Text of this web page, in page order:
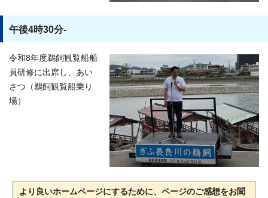
午後4時30分-
令和8年度鵜飼観覧船船
員研修に出席し、あい
さつ（鵜飼観覧船乗り
場）
より良いホームページにするために、ページのご感想をお聞